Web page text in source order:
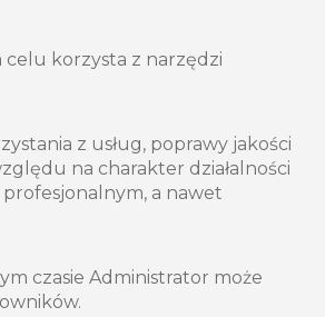
celu korzysta z narzędzi
z usług, poprawy jakości
na charakter działalności
a nawet
czasie Administrator może